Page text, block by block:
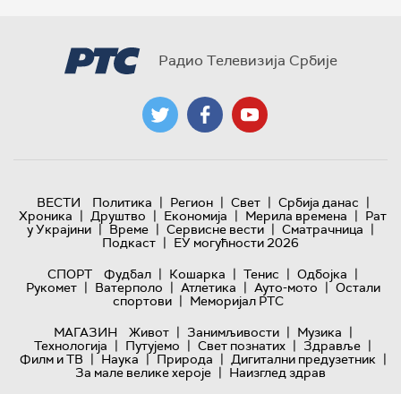
Радио Телевизија Србије
ВЕСТИ Политика | Регион | Свет | Србија данас |
Хроника | Друштво | Економија | Мерила времена | Рат
у Украјини | Време | Сервисне вести | Сматрачница |
Подкаст | ЕУ могућности 2026
СПОРТ
Фудбал | Кошарка | Тенис | Одбојка |
Рукомет | Ватерполо | Атлетика | Ауто-мото | Остали
спортови | Меморијал РТС
МАГАЗИН
Живот | Занимљивости | Музика |
Технологијa | Путујемо | Свет познатих | Здравље |
Филм и ТВ | Наука | Природа | Дигитални предузетник |
За мале велике хероје | Наизглед здрав